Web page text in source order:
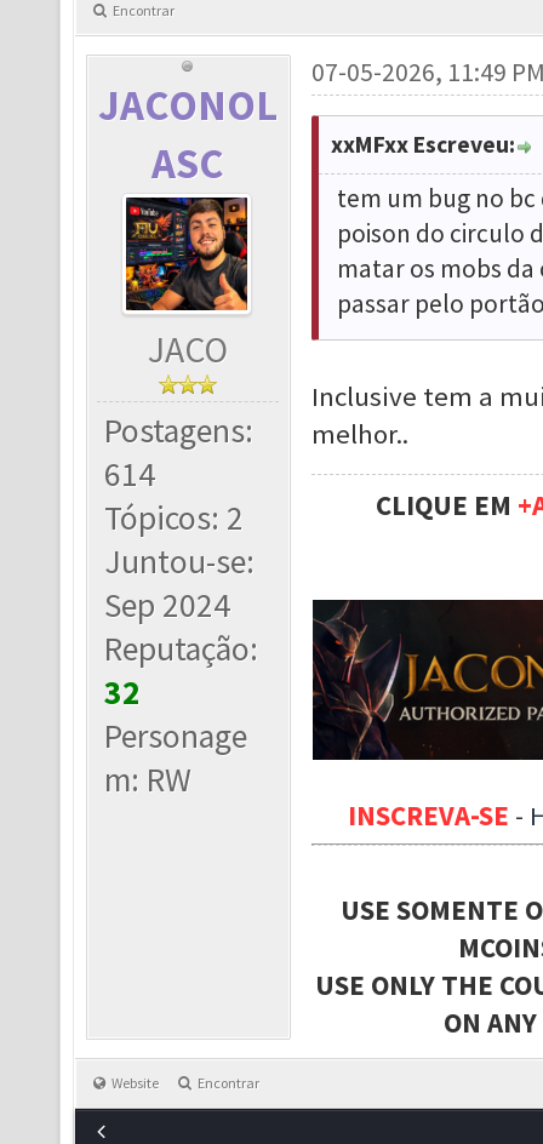
Encontrar
JACONOL
ASC
JACO
Postagens:
614
Tópicos: 2
Juntou-se:
Sep 2024
Reputação:
32
Personage
m: RW
07-05-2026, 11:49
xxMFxx Escreveu:
tem um bug no
poison do circulo
matar os mobs
passar pelo
Inclusive tem a
melhor..
CLIQUE EM
INSCREVA-SE -
USE SOMENTE
USE ONLY THE
ON
Website Encontrar